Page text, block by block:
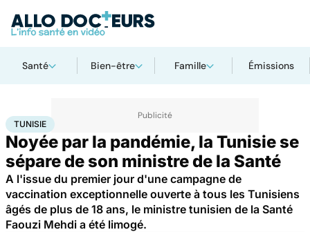
Santé Bien-être Famille Émissions
AccueilSanté Maladies infectieuses
TUNISIE
Noyée par la pandémie, la Tunisie se
sépare de son ministre de la Santé
A l'issue du premier jour d'une campagne de
vaccination exceptionnelle ouverte à tous les Tunisiens
âgés de plus de 18 ans, le ministre tunisien de la Santé
Faouzi Mehdi a été limogé.